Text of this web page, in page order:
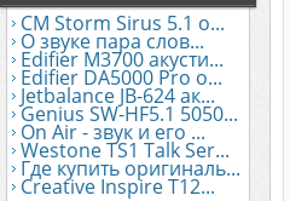
CM Storm Sirus 5.1 о...
О звуке пара слов...
Edifier М3700 акусти...
Edifier DA5000 Pro о...
Jetbalance JB-624 ак...
Genius SW-HF5.1 5050...
On Air - звук и его ...
Westone TS1 Talk Ser...
Где купить оригиналь...
Creative Inspire T12...